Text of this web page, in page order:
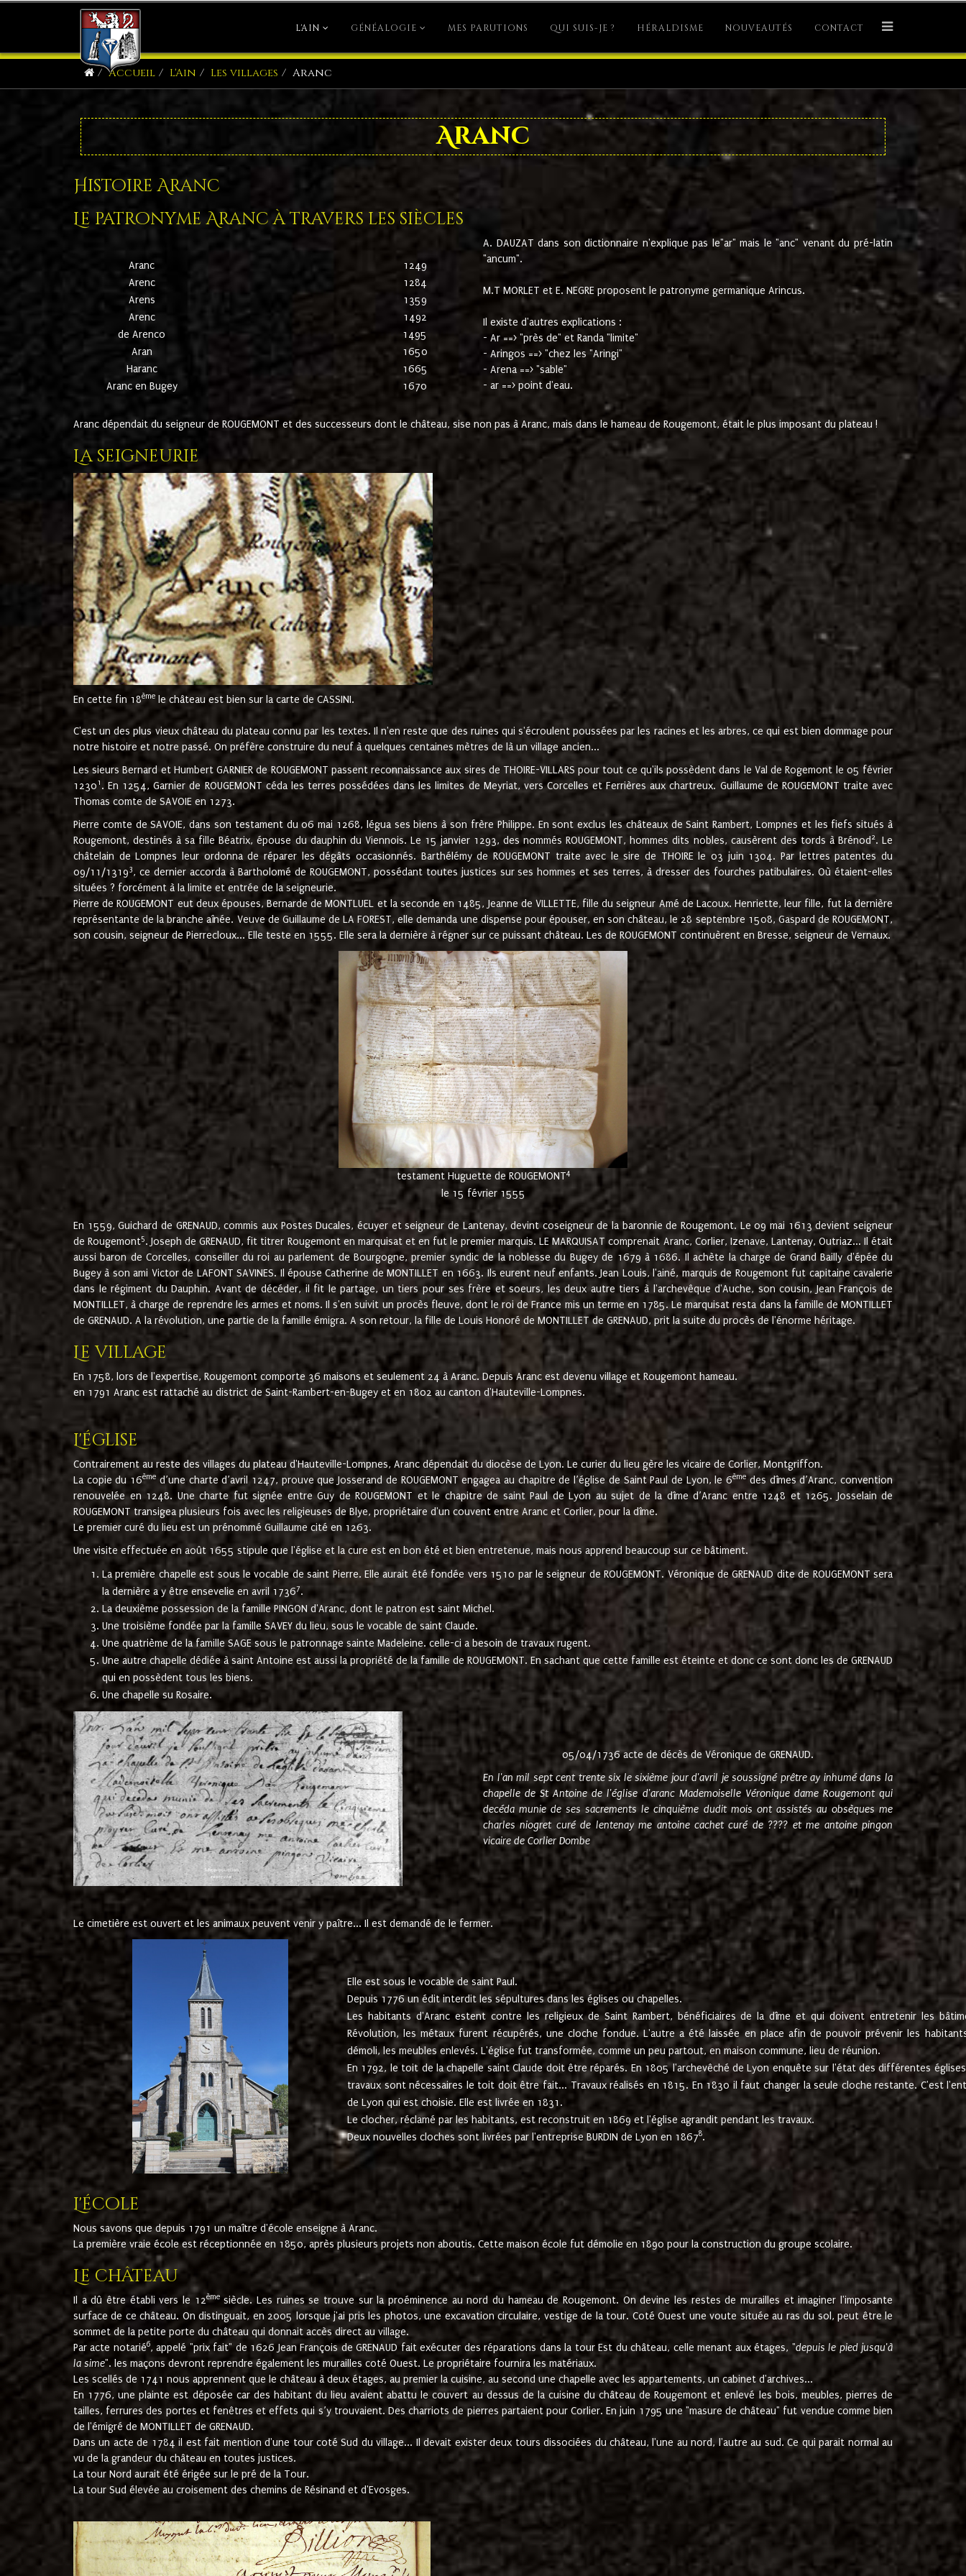
L'AIN GÉNÉALOGIE MES PARUTIONS QUI SUIS-JE ? HÉRALDISME NOUVEAUTÉS CONTACT
Accueil L'Ain Les villages Aranc
Aranc
Histoire Aranc
Le patronyme Aranc à travers les siècles
Aranc
1249
Arenc
1284
Arens
1359
Arenc
1492
de Arenco
1495
Aran
1650
Haranc
1665
Aranc en Bugey
1670
A. DAUZAT dans son dictionnaire n'explique pas le"ar" mais le "anc" venant du pré-latin
"ancum".
M.T MORLET et E. NEGRE proposent le patronyme germanique Arincus.
Il existe d'autres explications :
- Ar ==> "près de" et Randa "limite"
- Aringos ==> "chez les "Aringi"
- Arena ==> "sable"
- ar ==> point d'eau.
Aranc dépendait du seigneur de ROUGEMONT et des successeurs dont le château, sise non pas à Aranc, mais dans le hameau de Rougemont, était le plus imposant du plateau !
La seigneurie
En cette fin 18ème le château est bien sur la carte de CASSINI.
C'est un des plus vieux château du plateau connu par les textes. Il n'en reste que des ruines qui s'écroulent poussées par les racines et les arbres, ce qui est bien dommage pour
notre histoire et notre passé. On préfère construire du neuf à quelques centaines mètres de là un village ancien...
Les sieurs Bernard et Humbert GARNIER de ROUGEMONT passent reconnaissance aux sires de THOIRE-VILLARS pour tout ce qu'ils possèdent dans le Val de Rogemont le 05 février
12301 . En 1254, Garnier de ROUGEMONT céda les terres possédées dans les limites de Meyriat, vers Corcelles et Ferrières aux chartreux. Guillaume de ROUGEMONT traite avec
Thomas comte de SAVOIE en 1273.
Pierre comte de SAVOIE, dans son testament du 06 mai 1268, légua ses biens à son frère Philippe. En sont exclus les châteaux de Saint Rambert, Lompnes et les fiefs situés à
Rougemont, destinés à sa fille Béatrix, épouse du dauphin du Viennois. Le 15 janvier 1293, des nommés ROUGEMONT, hommes dits nobles, causèrent des tords à Brénod 2. Le
châtelain de Lompnes leur ordonna de réparer les dégâts occasionnés. Barthélémy de ROUGEMONT traite avec le sire de THOIRE le 03 juin 1304. Par lettres patentes du
09/11/13193, ce dernier accorda à Bartholomé de ROUGEMONT, possédant toutes justices sur ses hommes et ses terres, à dresser des fourches patibulaires. Où étaient-elles
situées ? forcément à la limite et entrée de la seigneurie.
Pierre de ROUGEMONT eut deux épouses, Bernarde de MONTLUEL et la seconde en 1485, Jeanne de VILLETTE, fille du seigneur Amé de Lacoux. Henriette, leur fille, fut la dernière
représentante de la branche aînée. Veuve de Guillaume de LA FOREST, elle demanda une dispense pour épouser, en son château, le 28 septembre 1508, Gaspard de ROUGEMONT,
son cousin, seigneur de Pierrecloux... Elle teste en 1555. Elle sera la dernière à régner sur ce puissant château. Les de ROUGEMONT continuèrent en Bresse, seigneur de Vernaux.
testament Huguette de ROUGEMONT4
le 15 février 1555
En 1559, Guichard de GRENAUD, commis aux Postes Ducales, écuyer et seigneur de Lantenay, devint coseigneur de la baronnie de Rougemont. Le 09 mai 1613 devient seigneur
de Rougemont5. Joseph de GRENAUD, fit titrer Rougemont en marquisat et en fut le premier marquis. LE MARQUISAT comprenait Aranc, Corlier, Izenave, Lantenay, Outriaz... Il était
aussi baron de Corcelles, conseiller du roi au parlement de Bourgogne, premier syndic de la noblesse du Bugey de 1679 à 1686. Il achète la charge de Grand Bailly d'épée du
Bugey à son ami Victor de LAFONT SAVINES. Il épouse Catherine de MONTILLET en 1663. Ils eurent neuf enfants. Jean Louis, l'ainé, marquis de Rougemont fut capitaine cavalerie
dans le régiment du Dauphin. Avant de décéder, il fit le partage, un tiers pour ses frère et soeurs, les deux autre tiers à l'archevêque d'Auche, son cousin, Jean François de
MONTILLET, à charge de reprendre les armes et noms. Il s'en suivit un procès fleuve, dont le roi de France mis un terme en 1785. Le marquisat resta dans la famille de MONTILLET
de GRENAUD. A la révolution, une partie de la famille émigra. A son retour, la fille de Louis Honoré de MONTILLET de GRENAUD, prit la suite du procès de l'énorme héritage.
Le village
En 1758, lors de l'expertise, Rougemont comporte 36 maisons et seulement 24 à Aranc. Depuis Aranc est devenu village et Rougemont hameau.
en 1791 Aranc est rattaché au district de Saint-Rambert-en-Bugey et en 1802 au canton d'Hauteville-Lompnes.
L'église
Contrairement au reste des villages du plateau d'Hauteville-Lompnes, Aranc dépendait du diocèse de Lyon. Le curier du lieu gère les vicaire de Corlier, Montgriffon.
La copie du 16ème d’une charte d’avril 1247, prouve que Josserand de ROUGEMONT engagea au chapitre de l’église de Saint Paul de Lyon, le 6ème des dîmes d’Aranc, convention
renouvelée en 1248. Une charte fut signée entre Guy de ROUGEMONT et le chapitre de saint Paul de Lyon au sujet de la dîme d’Aranc entre 1248 et 1265. Josselain de
ROUGEMONT transigea plusieurs fois avec les religieuses de Blye, propriétaire d'un couvent entre Aranc et Corlier, pour la dîme.
Le premier curé du lieu est un prénommé Guillaume cité en 1263.
Une visite effectuée en août 1655 stipule que l'église et la cure est en bon été et bien entretenue, mais nous apprend beaucoup sur ce bâtiment.
La première chapelle est sous le vocable de saint Pierre. Elle aurait été fondée vers 1510 par le seigneur de ROUGEMONT. Véronique de GRENAUD dite de ROUGEMONT sera
la dernière a y être ensevelie en avril 17367.
La deuxième possession de la famille PINGON d'Aranc, dont le patron est saint Michel.
Une troisième fondée par la famille SAVEY du lieu, sous le vocable de saint Claude.
Une quatrième de la famille SAGE sous le patronnage sainte Madeleine. celle-ci a besoin de travaux rugent.
Une autre chapelle dédiée à saint Antoine est aussi la propriété de la famille de ROUGEMONT. En sachant que cette famille est éteinte et donc ce sont donc les de GRENAUD
qui en possèdent tous les biens.
Une chapelle su Rosaire.
05/04/1736 acte de décès de Véronique de GRENAUD.
En l'an mil sept cent trente six le sixième jour d'avril je soussigné prêtre ay inhumé dans la
chapelle de St Antoine de l'église d'aranc Mademoiselle Véronique dame Rougemont qui
decéda munie de ses sacrements le cinquième dudit mois ont assistés au obsèques me
charles niogret curé de lentenay me antoine cachet curé de ???? et me antoine pingon
vicaire de Corlier Dombe
Le cimetière est ouvert et les animaux peuvent venir y paître... Il est demandé de le fermer.
Elle est sous le vocable de saint Paul.
Depuis 1776 un édit interdit les sépultures dans les églises ou chapelles.
Les habitants d'Aranc estent contre les religieux de Saint Rambert, bénéficiaires de la dîme et qui doivent entretenir les
Révolution, les métaux furent récupérés, une cloche fondue. L'autre a été laissée en place afin de pouvoir prévenir les
démoli, les meubles enlevés. L'église fut transformée, comme un peu partout, en maison commune, lieu de réunion.
En 1792, le toit de la chapelle saint Claude doit être réparés. En 1805 l'archevêché de Lyon enquête sur l'état des différentes
travaux sont nécessaires le toit doit être fait... Travaux réalisés en 1815. En 1830 il faut changer la seule cloche restante. C'est
de Lyon qui est choisie. Elle est livrée en 1831.
Le clocher, réclamé par les habitants, est reconstruit en 1869 et l'église agrandit pendant les travaux.
Deux nouvelles cloches sont livrées par l'entreprise BURDIN de Lyon en 18678.
L'école
Nous savons que depuis 1791 un maître d'école enseigne à Aranc.
La première vraie école est réceptionnée en 1850, après plusieurs projets non aboutis. Cette maison école fut démolie en 1890 pour la construction du groupe scolaire.
Le château
Il a dû être établi vers le 12èmesiècle. Les ruines se trouve sur la proéminence au nord du hameau de Rougemont. On devine les restes de murailles et imaginer l'imposante
surface de ce château. On distinguait, en 2005 lorsque j'ai pris les photos, une excavation circulaire, vestige de la tour. Coté Ouest une voute située au ras du sol, peut être le
sommet de la petite porte du château qui donnait accès direct au village.
Par acte notarié6, appelé "prix fait" de 1626 Jean François de GRENAUD fait exécuter des réparations dans la tour Est du château, celle menant aux étages, "depuis le pied jusqu'à
la sime". les maçons devront reprendre également les murailles coté Ouest. Le propriétaire fournira les matériaux.
Les scellés de 1741 nous apprennent que le château à deux étages, au premier la cuisine, au second une chapelle avec les appartements, un cabinet d'archives...
En 1776, une plainte est déposée car des habitant du lieu avaient abattu le couvert au dessus de la cuisine du château de Rougemont et enlevé les bois, meubles, pierres de
tailles, ferrures des portes et fenêtres et effets qui s’y trouvaient. Des charriots de pierres partaient pour Corlier. En juin 1795 une "masure de château" fut vendue comme bien
de l'émigré de MONTILLET de GRENAUD.
Dans un acte de 1784 il est fait mention d'une tour coté Sud du village... Il devait exister deux tours dissociées du château, l'une au nord, l'autre au sud. Ce qui parait normal au
vu de la grandeur du château en toutes justices.
La tour Nord aurait été érigée sur le pré de la Tour.
La tour Sud élevée au croisement des chemins de Résinand et d'Evosges.